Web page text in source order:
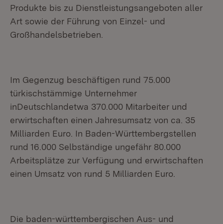
Produkte bis zu Dienstleistungsangeboten aller
Art sowie der Führung von Einzel- und
Großhandelsbetrieben.
Im Gegenzug beschäftigen rund 75.000
türkischstämmige Unternehmer
inDeutschlandetwa 370.000 Mitarbeiter und
erwirtschaften einen Jahresumsatz von ca. 35
Milliarden Euro. In Baden-Württembergstellen
rund 16.000 Selbständige ungefähr 80.000
Arbeitsplätze zur Verfügung und erwirtschaften
einen Umsatz von rund 5 Milliarden Euro.
Die baden-württembergischen Aus- und